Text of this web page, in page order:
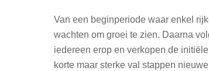
Van een beginperiode waar enkel
wachten om groei te zien. Daarna
iedereen erop en verkopen de
korte maar sterke val stappen